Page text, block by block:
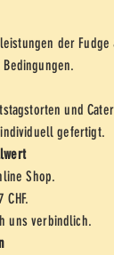
der Fudge
und
gefertigt.
Shop.
uns verbindlich.